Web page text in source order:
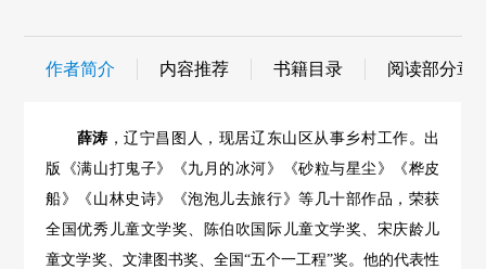
作者简介 内容推荐 书籍目录 阅读部分章
薛涛 ，辽宁昌图人，现居辽东山区从事乡村工作。出
版《满山打鬼子》《九月的冰河》《砂粒与星尘》《桦皮
船》《山林史诗》《泡泡儿去旅行》等几十部作品，荣获
全国优秀儿童文学奖、陈伯吹国际儿童文学奖、宋庆龄儿
童文学奖、文津图书奖、全国“五个一工程”奖。他的代表性